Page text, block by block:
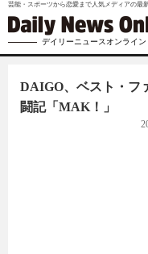
芸能・スポーツから恋愛まで人気メディアの最
デイリーニュースオンライン
DAIGO、ベスト・フ
闘記「MAK！」